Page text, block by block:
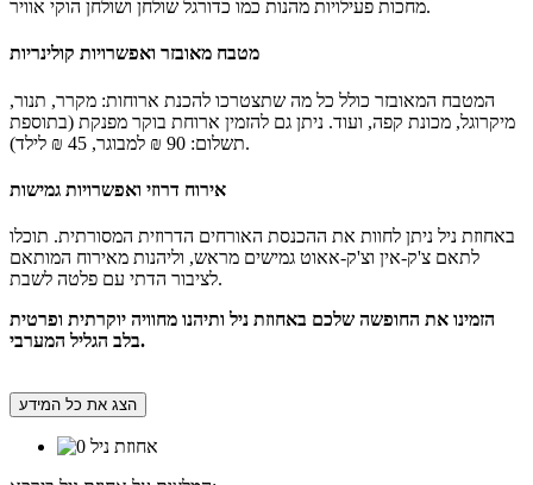
מחכות פעילויות מהנות כמו כדורגל שולחן ושולחן הוקי אוויר.
מטבח מאובזר ואפשרויות קולינריות
המטבח המאובזר כולל כל מה שתצטרכו להכנת ארוחות: מקרר, תנור,
מיקרוגל, מכונת קפה, ועוד. ניתן גם להזמין ארוחת בוקר מפנקת (בתוספת
תשלום: 90 ₪ למבוגר, 45 ₪ לילד).
אירוח דרוזי ואפשרויות גמישות
באחוזת ניל ניתן לחוות את ההכנסת האורחים הדרוזית המסורתית. תוכלו
לתאם צ'ק-אין וצ'ק-אאוט גמישים מראש, וליהנות מאירוח המותאם
לציבור הדתי עם פלטה לשבת.
הזמינו את החופשה שלכם באחוזת ניל ותיהנו מחוויה יוקרתית ופרטית
בלב הגליל המערבי.
הצג את כל המידע